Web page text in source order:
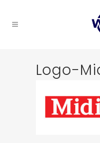
Logo-